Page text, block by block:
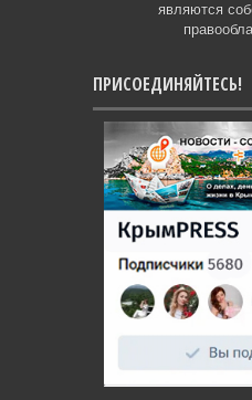
являются
ПРИСОЕДИНЯЙТЕСЬ!